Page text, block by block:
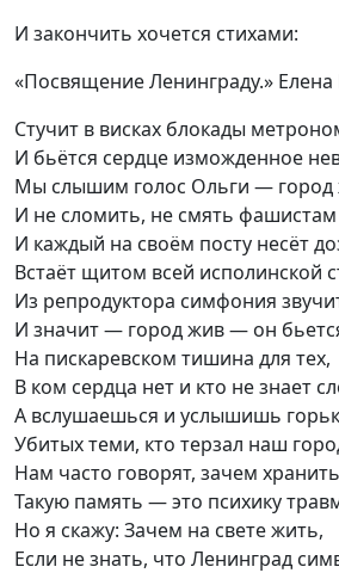
И закончить хочется стихами:
«Посвящение Ленинграду.» Елена
Стучит в висках блокады
И бьётся сердце изможденное
Мы слышим голос Ольги — город
И не сломить, не смять фашистам
И каждый на своём посту несёт
Встаёт щитом всей исполинской
Из репродуктора симфония
И значит — город жив — он
На пискаревском тишина для тех,
В ком сердца нет и кто не знает
А вслушаешься и услышишь
Убитых теми, кто терзал наш
Нам часто говорят, зачем хранить
Такую память — это психику
Но я скажу: Зачем на свете жить,
Если не знать, что Ленинград